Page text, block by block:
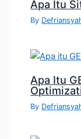
Apa Itu
By
Apa Itu
By